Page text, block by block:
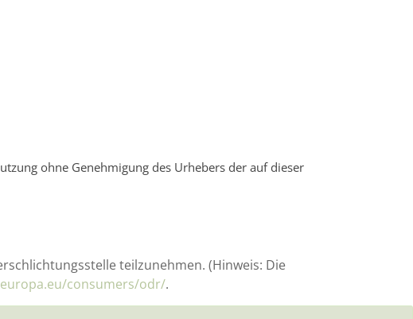
ohne Genehmigung des Urhebers der auf dieser
teilzunehmen. (Hinweis: Die
consumers/odr/.